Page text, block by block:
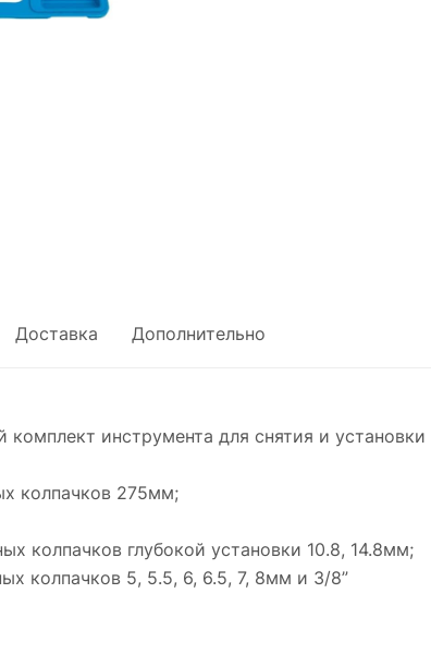
Доставка Дополнительно
комплект инструмента для снятия и
колпачков 275мм;
колпачков глубокой установки 10.8, 14.8мм;
колпачков 5, 5.5, 6, 6.5, 7, 8мм и 3/8”